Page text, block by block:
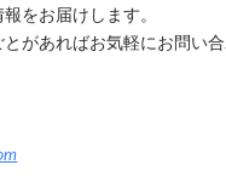
をお届けします。
があればお気軽にお問い